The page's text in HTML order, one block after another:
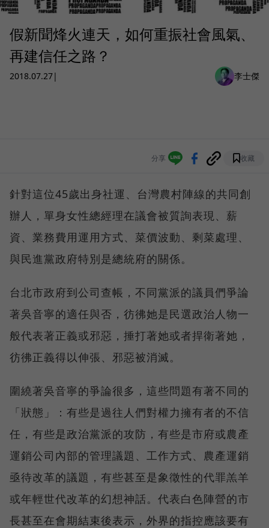
假新聞烽火連天，如何重振社會風氣、
再建信任之路？
2018.07.27| 李士傑
分享 收藏
針對這位45歲出身社運、台灣農村陣線的共同創
辦人，單身女性總經理在議會被質詢表現、薪
資、業務費用運用方式、菜價波動、剩菜處理、
與民進黨政府特別是總統府的關係。
台北市政府到公司查帳，不同黨派的議員們爭論
著吳音寧的適任與否，彷彿她是民選政治人物一
般代表著正義或邪惡，捶打著她或者捍衛著她，
彷彿正義得以伸張、邪惡被消滅。
圍繞著吳音寧的爭論很多，這些問題有著不同的
「狀態」：有些是過往人們對權力擁有者的不信
任，有些是政治黨派的攻防，有些是市府或農產
運銷公司內部的管理議題、工作方式、農產運銷
亟待改革的議題，有些甚至是象徵性的代罪羔羊
或年輕世代改革的幻想神話。代表白色陣營的市
長甚至在會期結束後表示，外界的指控應該要有